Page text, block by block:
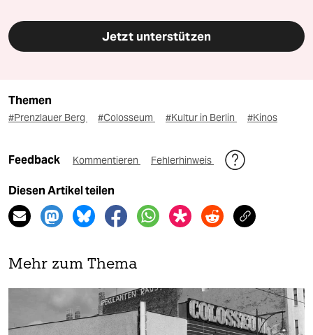
Jetzt unterstützen
Themen
#Prenzlauer Berg #Colosseum #Kultur in Berlin #Kinos
Feedback Kommentieren Fehlerhinweis
Diesen Artikel teilen
Mehr zum Thema